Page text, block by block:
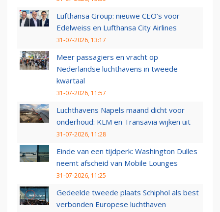
Lufthansa Group: nieuwe CEO’s voor
Edelweiss en Lufthansa City Airlines
31-07-2026, 13:17
Meer passagiers en vracht op
Nederlandse luchthavens in tweede
kwartaal
31-07-2026, 11:57
Luchthavens Napels maand dicht voor
onderhoud: KLM en Transavia wijken uit
31-07-2026, 11:28
Einde van een tijdperk: Washington Dulles
neemt afscheid van Mobile Lounges
31-07-2026, 11:25
Gedeelde tweede plaats Schiphol als best
verbonden Europese luchthaven